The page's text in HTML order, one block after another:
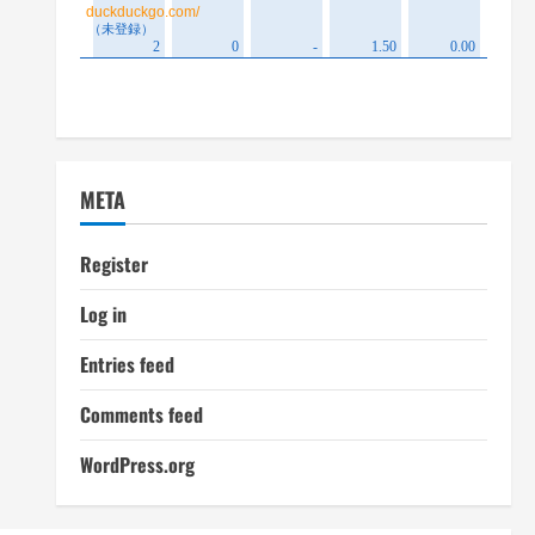
META
Register
Log in
Entries feed
Comments feed
WordPress.org